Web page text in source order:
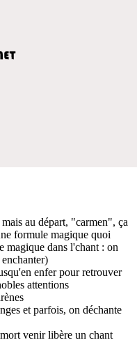
au départ, "carmen", ça
formule magique quoi
magique dans l'chant : on
enfer pour retrouver
attentions
et parfois, on déchante
venir libère un chant